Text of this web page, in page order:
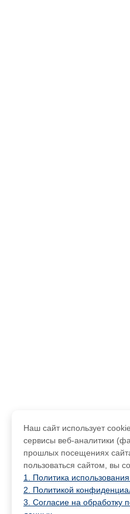
Наш сайт использует
сервисы веб-аналитики
прошлых посещениях
пользоваться сайтом, вы
1. Политика
2. Политикой
3. Согласие на обработку